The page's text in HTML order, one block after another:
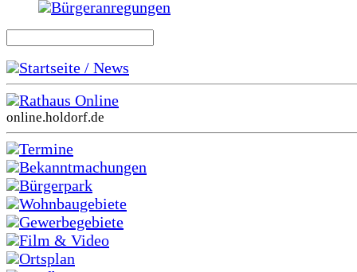
Bürgeranregungen
Startseite / News
Rathaus Online
online.holdorf.de
Termine
Bekanntmachungen
Bürgerpark
Wohnbaugebiete
Gewerbegebiete
Film & Video
Ortsplan